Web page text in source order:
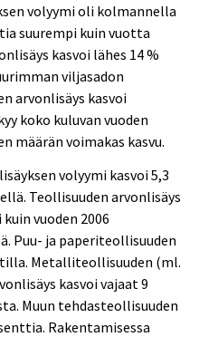
volyymi oli kolmannella
suurempi kuin vuotta
kasvoi lähes 14 %
viljasadon
arvonlisäys kasvoi
koko kuluvan vuoden
määrän voimakas kasvu.
volyymi kasvoi 5,3
Teollisuuden arvonlisäys
vuoden 2006
Puu- ja paperiteollisuuden
Metalliteollisuuden (ml.
kasvoi vajaat 9
Muun tehdasteollisuuden
Rakentamisessa